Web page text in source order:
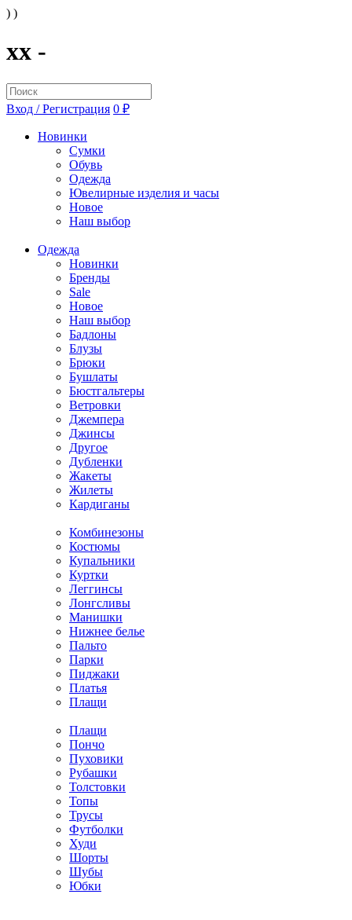
) )
xx -
Вход / Регистрация 0 ₽
Новинки
Сумки
Обувь
Одежда
Ювелирные изделия и часы
Новое
Наш выбор
Одежда
Новинки
Бренды
Sale
Новое
Наш выбор
Бадлоны
Блузы
Брюки
Бушлаты
Бюстгальтеры
Ветровки
Джемпера
Джинсы
Другое
Дубленки
Жакеты
Жилеты
Кардиганы
Комбинезоны
Костюмы
Купальники
Куртки
Леггинсы
Лонгсливы
Манишки
Нижнее белье
Пальто
Парки
Пиджаки
Платья
Плащи
Плащи
Пончо
Пуховики
Рубашки
Толстовки
Топы
Трусы
Футболки
Худи
Шорты
Шубы
Юбки